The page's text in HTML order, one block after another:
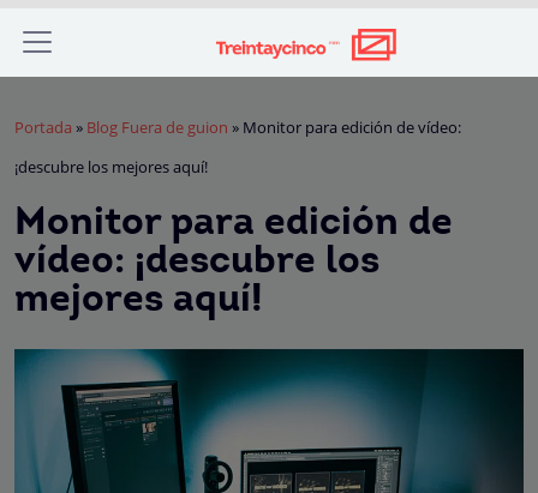
Portada » Blog Fuera de guion » Monitor para edición de vídeo:
¡descubre los mejores aquí!
Monitor para edición de
vídeo: ¡descubre los
mejores aquí!